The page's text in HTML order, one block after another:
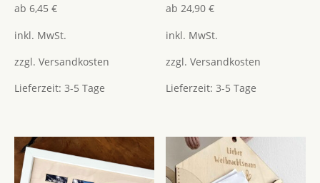
Bewertet
mit
von 5
ab 6,45 €
inkl. MwSt.
zzgl. Versandkosten
Lieferzeit: 3-5 Tage
Bewertet
mit
von 5
ab24,90€
inkl. MwSt.
zzgl.Versandkosten
Lieferzeit:3-5 Tage